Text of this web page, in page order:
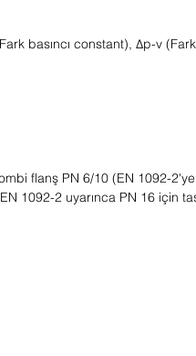
basıncı constant), Δp-v (Fark
flanş PN 6/10 (EN 1092-
1092-2 uyarınca PN 16 için